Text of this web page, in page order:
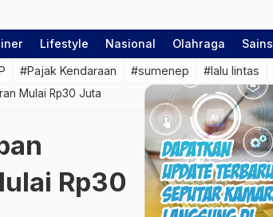
Lifestyle Nasional Olahraga Sains
#Pajak Kendaraan #sumenep #lalu lintas
Mulai Rp30 Juta
Rp30